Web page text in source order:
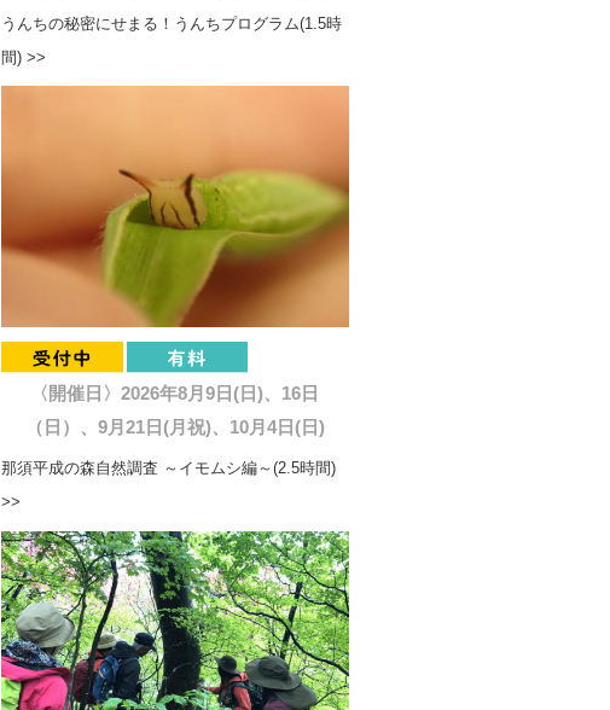
うんちの秘密にせまる！うんちプログラム(1.5時
間) >>
〈開催日〉2026年8月9日(日)、16日
（日）、9月21日(月祝)、10月4日(日)
那須平成の森自然調査 ～イモムシ編～(2.5時間)
>>